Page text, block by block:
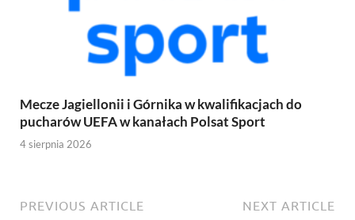
Mecze Jagiellonii i Górnika w kwalifikacjach do
pucharów UEFA w kanałach Polsat Sport
4 sierpnia 2026
PREVIOUS ARTICLE NEXT ARTICLE